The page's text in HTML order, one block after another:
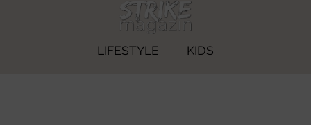
LIFESTYLE KIDS